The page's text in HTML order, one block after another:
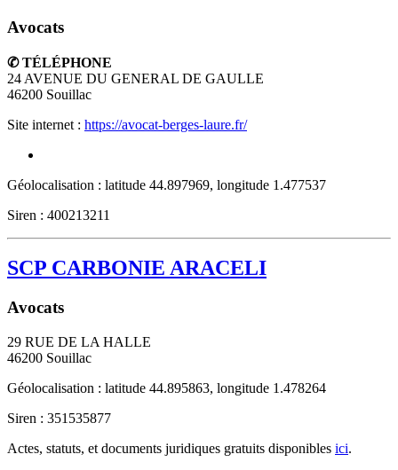
Avocats
✆ TÉLÉPHONE
24 AVENUE DU GENERAL DE GAULLE
46200 Souillac
Site internet : https://avocat-berges-laure.fr/
Géolocalisation : latitude 44.897969, longitude 1.477537
Siren : 400213211
SCP CARBONIE ARACELI
Avocats
29 RUE DE LA HALLE
46200 Souillac
Géolocalisation : latitude 44.895863, longitude 1.478264
Siren : 351535877
Actes, statuts, et documents juridiques gratuits disponibles ici.